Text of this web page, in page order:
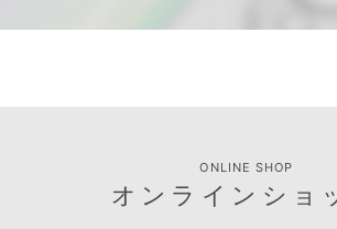
ONLINE SHOP
オンラインショ